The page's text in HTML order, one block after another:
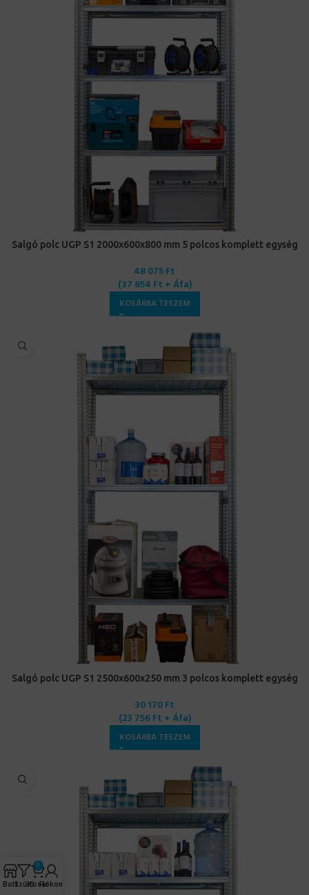
Salgó polc UGP S1 2000x600x800 mm 5 polcos komplett egység
48 075Ft
(37 854 Ft + Áfa)
KOSÁRBA TESZEM
Salgó polc UGP S1 2500x600x250 mm 3 polcos komplett egység
30 170Ft
(23 756Ft + Áfa)
KOSÁRBA TESZEM
BoltSzűrő
0
KosárFiókom